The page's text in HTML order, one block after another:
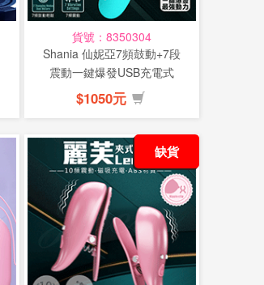
貨號：8350304
Shania 仙妮亞7頻鼓動+7段
震動一鍵爆發USB充電式
震...
$1050元
缺貨